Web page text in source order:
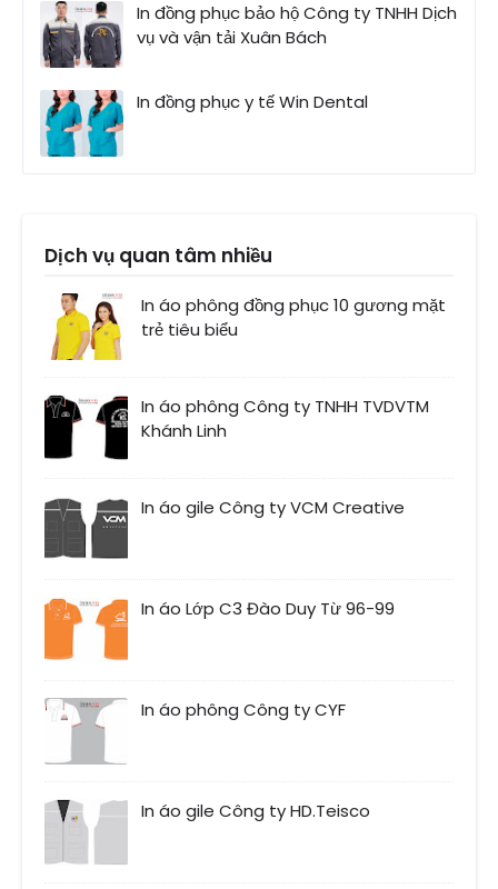
In đồng phục bảo hộ Công ty TNHH Dịch
vụ và vận tải Xuân Bách
In đồng phục y tế Win Dental
Dịch vụ quan tâm nhiều
In áo phông đồng phục 10 gương mặt
trẻ tiêu biểu
In áo phông Công ty TNHH TVDVTM
Khánh Linh
In áo gile Công ty VCM Creative
In áo Lớp C3 Đào Duy Từ 96-99
In áo phông Công ty CYF
In áo gile Công ty HD.Teisco